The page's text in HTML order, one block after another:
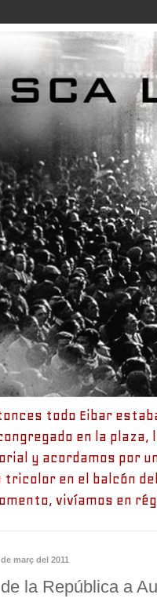
todo Eibar
en la plaza,
y acordamos por
tricolor en el balcón
vivíamos en
març del 2011
la República a